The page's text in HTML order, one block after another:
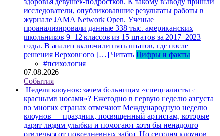
исследователи, опубликовавшие результаты работы в
журнале JAMA Network Open. Ученые
проанализировали данные 338 тыс. американских
школьников 9–12 классов из 15 штатов за 2017–2023
годы. В анализ включили пять штатов, где после
решения Верховного […] Читать Цифры и факты
#психология
07.08.2026
События
Неделя клоунов: зачем больницам «специалисты с
красными носами»? Ежегодно в первую неделю августа
во многих странах отмечают Международную неделю
клоунов — праздник, посвященный артистам, которые
дарят людям улыбки и помогают хотя бы ненадолго
отвлечься от повседневных забот. Но сегодня клоунов